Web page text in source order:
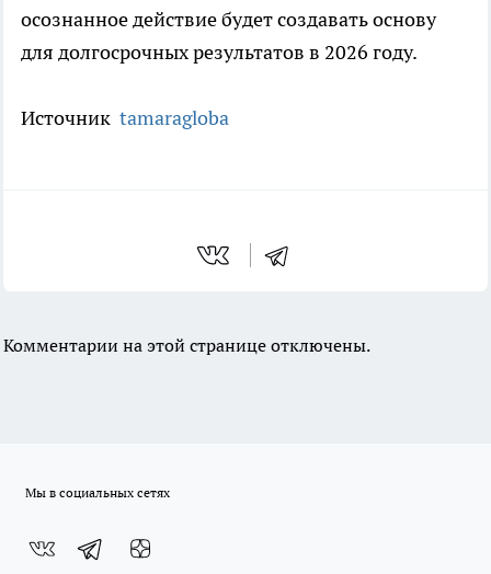
осознанное действие будет создавать основу
для долгосрочных результатов в 2026 году.
Источник tamaragloba
Комментарии на этой странице отключены.
Мы в социальных сетях